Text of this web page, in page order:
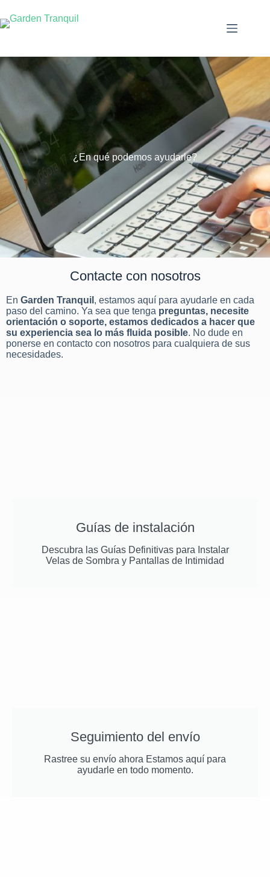
¿En qué podemos ayudarle?
Contacte con nosotros
En Garden Tranquil , estamos aquí para ayudarle en cada
paso del camino. Ya sea que tenga preguntas, necesite
orientación o soporte, estamos dedicados a hacer que
su experiencia sea lo más fluida posible. No dude en
ponerse en contacto con nosotros para cualquiera de sus
necesidades.
Guías de instalación
Descubra las Guías Definitivas para Instalar
Velas de Sombra y Pantallas de Intimidad
Seguimiento del envío
Rastree su envío ahora Estamos aquí para
ayudarle en todo momento.